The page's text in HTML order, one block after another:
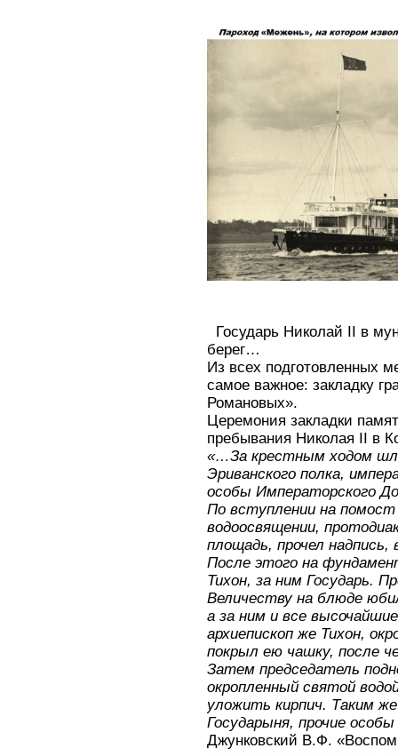
Государь Николай II в
берег…
Из всех подготовленных
самое важное: закладку
Романовых».
Церемония закладки
пребывания Николая II в
«…За крестным ходом
Эриванского полка,
особы Императорского
По вступлении на помост
водоосвящении,
площадь, прочел надпись,
После этого на
Тихон, за ним Государь.
Величеству на блюде
а за ним и все
архиепископ же Тихон,
покрыл ею чашку, после
Затем председатель
окропленный святой
уложить кирпич. Таким
Государыня, прочие
Джунковский В.Ф.